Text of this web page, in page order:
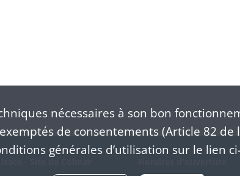
nécessaires à son bon
de consentements (Article 82
générales d’utilisation sur le lien